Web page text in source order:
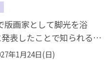
版画家として脚光を浴
表したことで知られる井
美術館所蔵の初期か...
年1月24日(日)